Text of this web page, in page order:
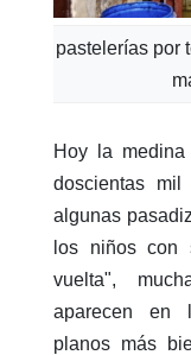
pastelerías por
Hoy la
doscientas
algunas
los niños con
vuelta",
aparecen en
planos más